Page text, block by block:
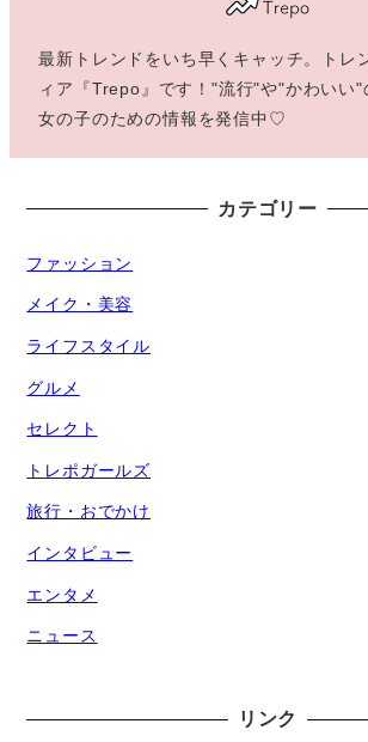
最新トレンドをいち早くキャッチ。トレ
ィア『Trepo』です！"流行"や"かわいい"
女の子のための情報を発信中♡
カテゴリー
ファッション
メイク・美容
ライフスタイル
グルメ
セレクト
トレポガールズ
旅行・おでかけ
インタビュー
エンタメ
ニュース
リンク